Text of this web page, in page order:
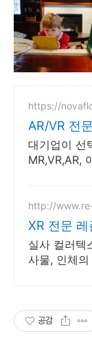
https://
AR/VR 전
만족도
대기업이 선
MR,VR,AR,
http://
XR 전문
스캔 서비
실사 컬러텍
사물, 인체의
공감